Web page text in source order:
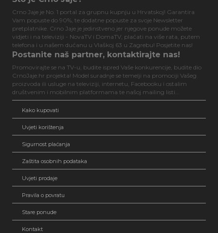
Crno Jaje je No. 1 portal za grupnu kupnju u Hrvatskoj! Garantira
Vam popuste do 90%, te dodatne popuste za svoje Newsletter
pretplatnike. Crno Jaje je jedinstveno jer njegove ponude možete
vidjeti i na televiziji - NovaTV i DomaTV, plaćati na više rata, putem
telefona i u našem dućanu u Vlaškoj 63 u Zagrebu! Posjetite nas!
Postanite naš partner, kontaktirajte nas!
Promovirajte se na TV-u, budite ispred Vaše konkurencije, budite dio
CrnoJaje.hr projekta! Model suradnje se temelji na promociji Vašeg
proizvoda ili usluge na televiziji, internetu, Facebooku i ostalim
društvenim i mobilnim platformama te našoj mailing listi...
Kako kupovati
Uvjeti korištenja
Sigurnost plaćanja
Zaštita osobnih podataka
Uvjeti prodaje
Pravila o povratu
Stare ponude
Kontakt